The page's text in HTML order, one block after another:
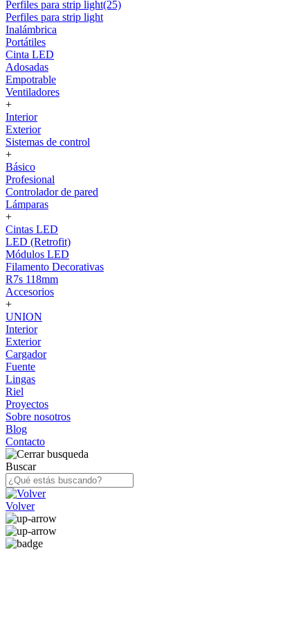
Perfiles para strip light(25)
Perfiles para strip light
Inalámbrica
Portátiles
Cinta LED
Adosadas
Empotrable
Ventiladores
+
Interior
Exterior
Sistemas de control
+
Básico
Profesional
Controlador de pared
Lámparas
+
Cintas LED
LED (Retrofit)
Módulos LED
Filamento Decorativas
R7s 118mm
Accesorios
+
UNION
Interior
Exterior
Cargador
Fuente
Lingas
Riel
Proyectos
Sobre nosotros
Blog
Contacto
Buscar
Volver